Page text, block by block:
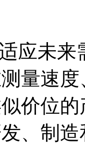
应未
量速
价位
、制